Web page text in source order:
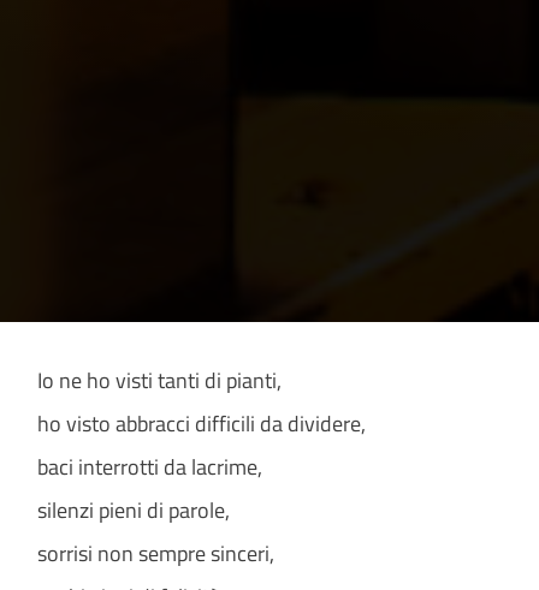
Io ne ho visti tanti di pianti,
ho visto abbracci difficili da dividere,
baci interrotti da lacrime,
silenzi pieni di parole,
sorrisi non sempre sinceri,